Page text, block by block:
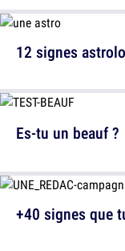
12 signes
Es-tu un beauf ?
+40 signes que